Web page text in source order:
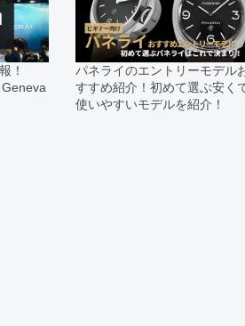
※アンティーク品やユーズド品の
合がございます。
※表示の定価は、入荷時の価格と
現在の定価と異なる場合がござい
！
パネライのエントリーモデル
すすめ紹介！初めて選ぶ安く
使いやすいモデルを紹介！